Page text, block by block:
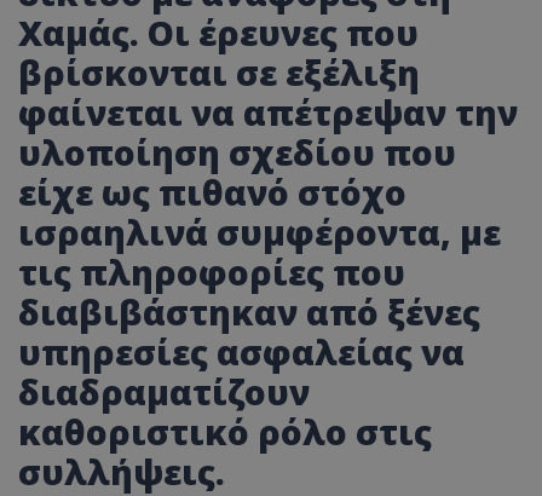
Χαμάς. Οι έρευνες που
βρίσκονται σε εξέλιξη
φαίνεται να απέτρεψαν την
υλοποίηση σχεδίου που
είχε ως πιθανό στόχο
ισραηλινά συμφέροντα, με
τις πληροφορίες που
διαβιβάστηκαν από ξένες
υπηρεσίες ασφαλείας να
διαδραματίζουν
καθοριστικό ρόλο στις
συλλήψεις.